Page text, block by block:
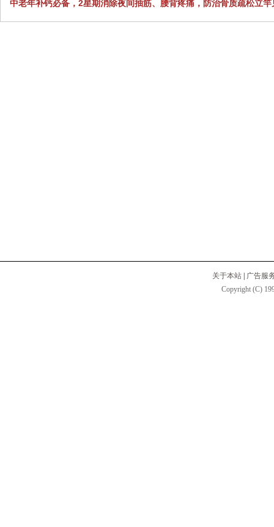
中老年补钙必备，2星期消除夜间抽筋、腰背疼痛，防治骨质疏松立竿
关于本站
广告服
Copyright (C)